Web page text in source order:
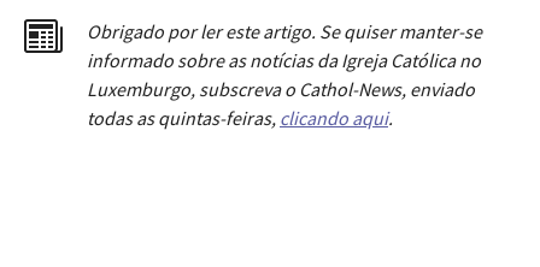
Obrigado por ler este artigo. Se quiser manter-se
informado sobre as notícias da Igreja Católica no
Luxemburgo, subscreva o Cathol-News, enviado
todas as quintas-feiras, clicando aqui.